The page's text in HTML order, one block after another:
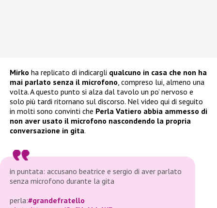
Mirko ha replicato di indicargli qualcuno in casa che non ha
mai parlato senza il microfono, compreso lui, almeno una
volta. A questo punto si alza dal tavolo un po’ nervoso e
solo più tardi ritornano sul discorso. Nel video qui di seguito
in molti sono convinti che Perla Vatiero abbia ammesso di
non aver usato il microfono nascondendo la propria
conversazione in gita.
in puntata: accusano beatrice e sergio di aver parlato
senza microfono durante la gita
perla:#grandefratello